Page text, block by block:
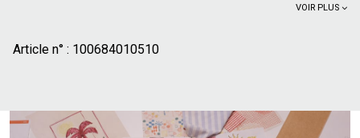
VOIR PLUS
Article n° : 100684010510